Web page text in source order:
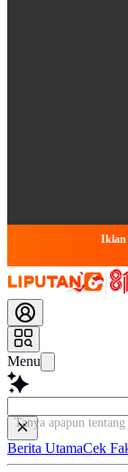
Iklan
Menu
Tanya apapun
Berita UtamaCek